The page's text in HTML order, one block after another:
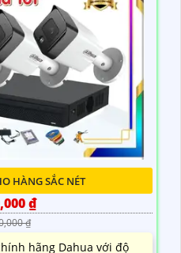
HÀNG SẮC NÉT
₫
₫
hãng Dahua với độ